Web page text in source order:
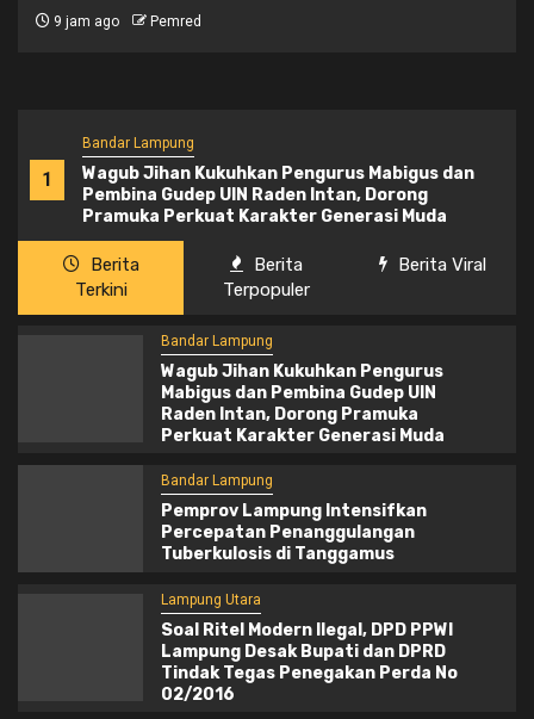
1
Bandar Lampung
Wagub Jihan Kukuhkan Pengurus Mabigus dan
Pembina Gudep UIN Raden Intan, Dorong
Pramuka Perkuat Karakter Generasi Muda
9 jam ago Pemred
Berita
Terkini
Berita
Terpopuler
Berita Viral
Bandar Lampung
Wagub Jihan Kukuhkan Pengurus
Mabigus dan Pembina Gudep UIN
Raden Intan, Dorong Pramuka
Perkuat Karakter Generasi Muda
Bandar Lampung
Pemprov Lampung Intensifkan
Percepatan Penanggulangan
Tuberkulosis di Tanggamus
Lampung Utara
Soal Ritel Modern Ilegal, DPD PPWI
Lampung Desak Bupati dan DPRD
Tindak Tegas Penegakan Perda No
02/2016